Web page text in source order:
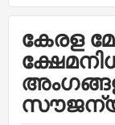
കേരള